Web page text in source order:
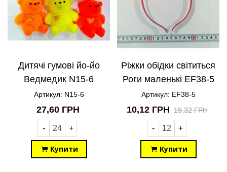
Дитячі гумові йо-йо
Ведмедик N15-6
Артикул: N15-6
27,60 ГРН
- +
Купити
Ріжки обідки світиться
Роги маленькі EF38-5
Артикул: EF38-5
10,12 ГРН 19,32 ГРН
- +
Купити